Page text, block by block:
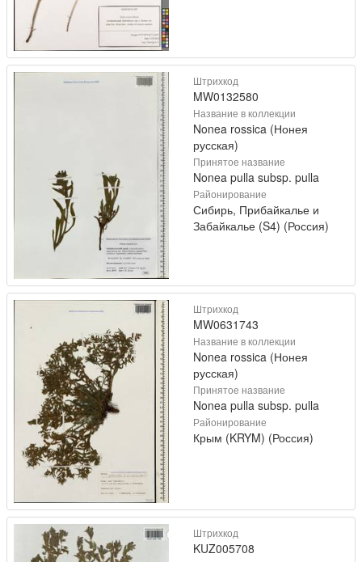
Штрихкод
MW0132580
Название в коллекции
Nonea rossica (Нонея
русская)
Принятое название
Nonea pulla subsp. pulla
Районирование
Сибирь, Прибайкалье и
Забайкалье (S4) (Россия)
Штрихкод
MW0631743
Название в коллекции
Nonea rossica (Нонея
русская)
Принятое название
Nonea pulla subsp. pulla
Районирование
Крым (KRYM) (Россия)
Штрихкод
KUZ005708